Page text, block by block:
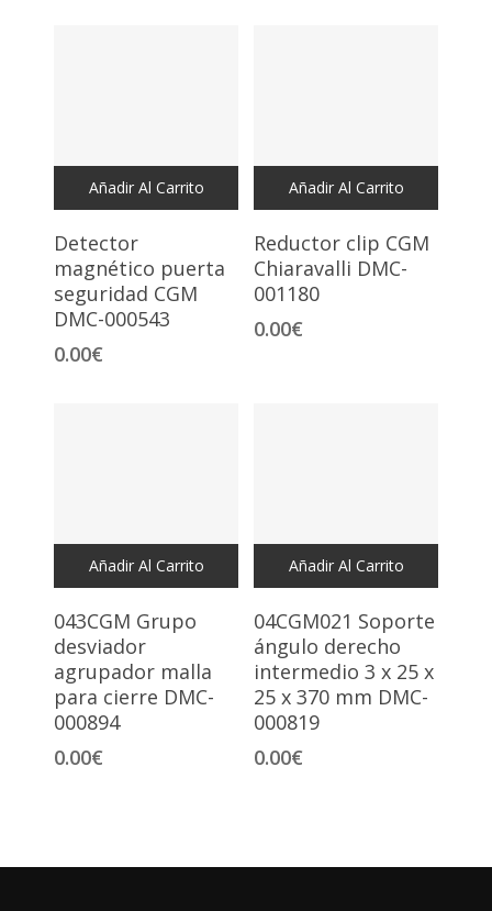
Añadir Al Carrito
Detector
magnético puerta
seguridad CGM
DMC-000543
0.00€
Añadir Al Carrito
Reductor clip CGM
Chiaravalli DMC-
001180
0.00€
Añadir Al Carrito
043CGM Grupo
desviador
agrupador malla
para cierre DMC-
000894
0.00€
Añadir Al Carrito
04CGM021 Soporte
ángulo derecho
intermedio 3 x 25 x
25 x 370 mm DMC-
000819
0.00€